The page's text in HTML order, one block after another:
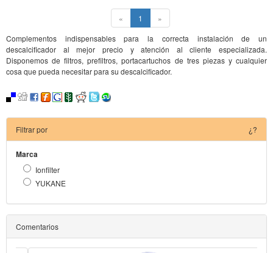
« 1 (current)
»
Complementos indispensables para la correcta instalación de un
descalcificador al mejor precio y atención al cliente especializada.
Disponemos de filtros, prefiltros, portacartuchos de tres piezas y cualquier
cosa que pueda necesitar para su descalcificador.
Filtrar por ¿?
Marca
Ionfilter
YUKANE
Comentarios